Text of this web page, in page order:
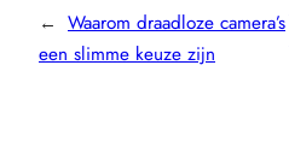
← Waarom draadloze camera’s
een slimme keuze zijn